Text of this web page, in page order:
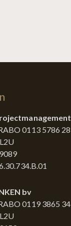
0113 5786 28
bv
0119 3865 34